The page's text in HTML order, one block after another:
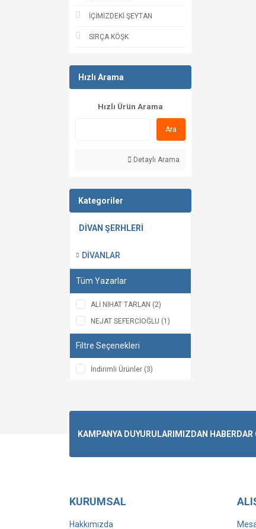
İÇİMİZDEKİ ŞEYTAN
SIRÇA KÖŞK
Hızlı Arama
Hızlı Ürün Arama
Ara
Detaylı Arama
Kategoriler
DİVAN ŞERHLERİ
DİVANLAR
Tüm Yazarlar
ALİ NİHAT TARLAN (2)
NEJAT SEFERCİOĞLU (1)
Filtre Seçenekleri
İndirimli Ürünler (3)
KAMPANYA DUYURULARIMIZDAN
KURUMSAL
Hakkımızda